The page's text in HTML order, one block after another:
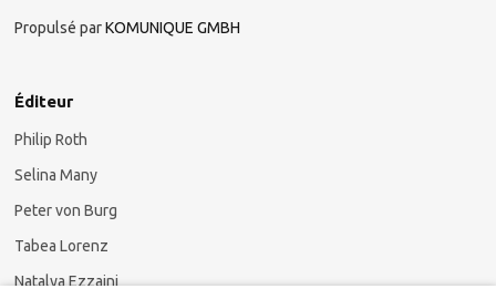
Propulsé parKOMUNIQUE GMBH
Éditeur
Philip Roth
Selina Many
Peter von Burg
Tabea Lorenz
Natalya Ezzaini